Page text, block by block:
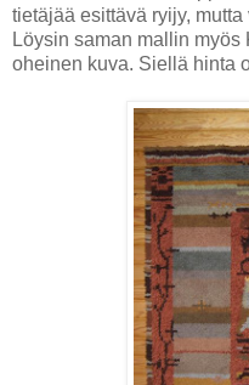
tietäjää esittävä ryijy,
Löysin saman mallin
oheinen kuva. Siellä hinta